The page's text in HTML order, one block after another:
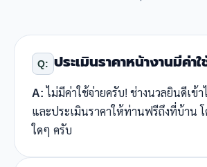
Q: ประเมินราคาหน้างานมีค่า
A:ไม่มีค่าใช้จ่ายครับ! ช่างนวลยินดีเข้
และประเมินราคาให้ท่านฟรีถึงที่บ้าน
ใดๆ ครับ